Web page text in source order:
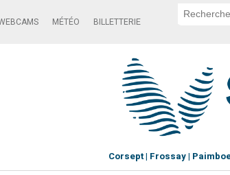
MÉTÉO BILLETTERIE
Corsept Frossay